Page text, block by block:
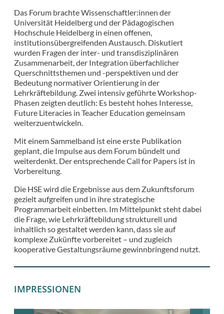
Das Forum brachte Wissenschaftler:innen der
Universität Heidelberg und der Pädagogischen
Hochschule Heidelberg in einen offenen,
institutionsübergreifenden Austausch. Diskutiert
wurden Fragen der inter- und transdisziplinären
Zusammenarbeit, der Integration überfachlicher
Querschnittsthemen und -perspektiven und der
Bedeutung normativer Orientierung in der
Lehrkräftebildung. Zwei intensiv geführte Workshop-
Phasen zeigten deutlich: Es besteht hohes Interesse,
Future Literacies in Teacher Education gemeinsam
weiterzuentwickeln.
Mit einem Sammelband ist eine erste Publikation
geplant, die Impulse aus dem Forum bündelt und
weiterdenkt. Der entsprechende Call for Papers ist in
Vorbereitung.
Die HSE wird die Ergebnisse aus dem Zukunftsforum
gezielt aufgreifen und in ihre strategische
Programmarbeit einbetten. Im Mittelpunkt steht dabei
die Frage, wie Lehrkräftebildung strukturell und
inhaltlich so gestaltet werden kann, dass sie auf
komplexe Zukünfte vorbereitet – und zugleich
kooperative Gestaltungsräume gewinnbringend nutzt.
IMPRESSIONEN